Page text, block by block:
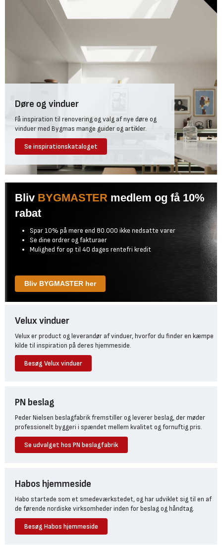
Døre og vinduer
Få inspiration til renovering og valg af nye døre og
vinduer med Bygmas mange guider og artikler.
Se inspirationskataloget
Bliv BYGMASTER medlem og få 10%
rabat
Spar 10% på mere end 80.000 ikke nedsatte varer
Se dine ordrer og fakturaer
Mulighed for op til 40 dages rentefri kredit
Bliv BYGMASTER her
Velux vinduer
Velux er product og leverandør af vinduer, hvorfor du finder en kæmpe
kilde til inspiration på deres hjemmeside.
Besøg Velux vinduer
PN beslag
Peder Nielsen beslagfabrik fremstiller og leverer beslag, der møder
professionelt byggeri i spændet mellem kvalitet og fornuftig pris.
Se udvalget hos PN beslagfabrik
Habos hjemmeside
Habo startede som et smedeværkstedet, og har udviklet sig til en af
de førende nordiske virksomheder inden for beslag og håndtag.
Besøg Habos hjemmeside